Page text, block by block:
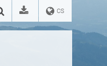
CS